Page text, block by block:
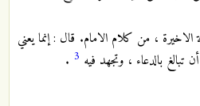
الاخيرة ، من كلام الامام. قال : إنما يعني
تبالغ بالدعاء ، وتجهد فيه 3
.